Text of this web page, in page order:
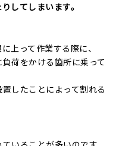
してしまいます。
上って作業する際に、
荷をかける箇所に乗って
したことによって割れる